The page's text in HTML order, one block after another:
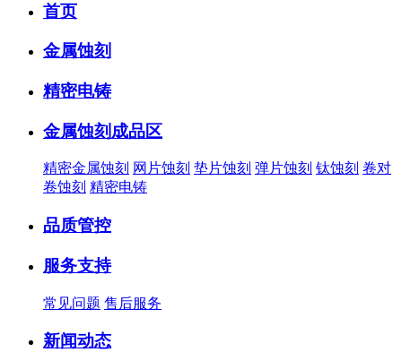
首页
金属蚀刻
精密电铸
金属蚀刻成品区
精密金属蚀刻 网片蚀刻 垫片蚀刻 弹片蚀刻 钛蚀刻 卷对
卷蚀刻 精密电铸
品质管控
服务支持
常见问题 售后服务
新闻动态